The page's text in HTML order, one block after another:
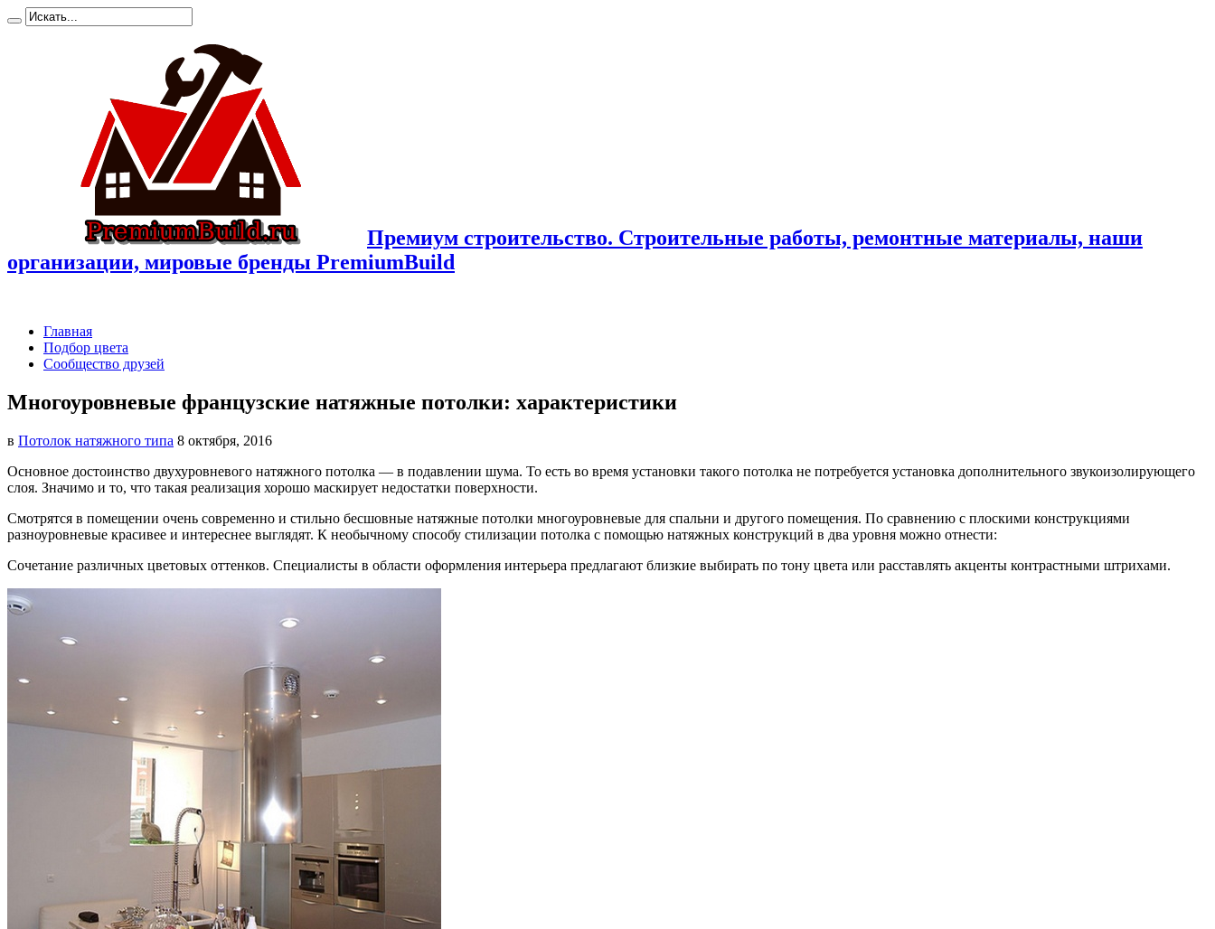
Премиум cтроительство. Cтроительные работы, ремонтные материалы, наши
организации, мировые бренды PremiumBuild
Главная
Подбор цвета
Сообщество друзей
Многоуровневые французские натяжные потолки: характеристики
в Потолок натяжного типа 8 октября, 2016
Основное достоинство двухуровневого натяжного потолка — в подавлении шума. То есть во время установки такого потолка не потребуется установка дополнительного звукоизолирующего
слоя. Значимо и то, что такая реализация хорошо маскирует недостатки поверхности.
Смотрятся в помещении очень современно и стильно бесшовные натяжные потолки многоуровневые для спальни и другого помещения. По сравнению с плоскими конструкциями
разноуровневые красивее и интереснее выглядят. К необычному способу стилизации потолка с помощью натяжных конструкций в два уровня можно отнести:
Сочетание различных цветовых оттенков. Специалисты в области оформления интерьера предлагают близкие выбирать по тону цвета или расставлять акценты контрастными штрихами.